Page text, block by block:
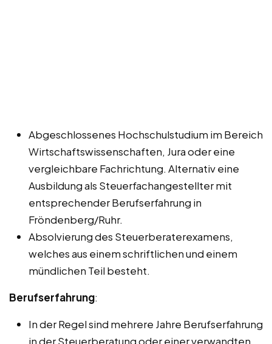
Abgeschlossenes Hochschulstudium im Bereich
Wirtschaftswissenschaften, Jura oder eine
vergleichbare Fachrichtung. Alternativ eine
Ausbildung als Steuerfachangestellter mit
entsprechender Berufserfahrung in
Fröndenberg/Ruhr.
Absolvierung des Steuerberaterexamens,
welches aus einem schriftlichen und einem
mündlichen Teil besteht.
Berufserfahrung:
In der Regel sind mehrere Jahre Berufserfahrung
in der Steuerberatung oder einer verwandten